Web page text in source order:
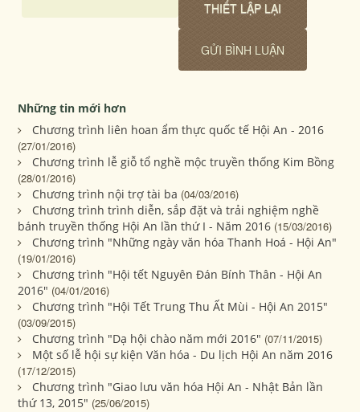
Những tin mới hơn
Chương trình liên hoan ẩm thực quốc tế Hội An - 2016
(27/01/2016)
Chương trình lễ giỗ tổ nghề mộc truyền thống Kim Bồng
(28/01/2016)
Chương trình nội trợ tài ba (04/03/2016)
Chương trình trình diễn, sắp đặt và trải nghiệm nghề
bánh truyền thống Hội An lần thứ I - Năm 2016 (15/03/2016)
Chương trình "Những ngày văn hóa Thanh Hoá - Hội An"
(19/01/2016)
Chương trình "Hội tết Nguyên Đán Bính Thân - Hội An
2016" (04/01/2016)
Chương trình "Hội Tết Trung Thu Ất Mùi - Hội An 2015"
(03/09/2015)
Chương trình "Dạ hội chào năm mới 2016" (07/11/2015)
Một số lễ hội sự kiện Văn hóa - Du lịch Hội An năm 2016
(17/12/2015)
Chương trình "Giao lưu văn hóa Hội An - Nhật Bản lần
thứ 13, 2015" (25/06/2015)